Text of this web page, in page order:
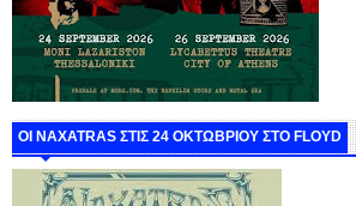
ΟΙ NAXATRAS ΣΤΙΣ 24 ΟΚΤΩΒΡΙΟΥ ΣΤΟ FLOYD